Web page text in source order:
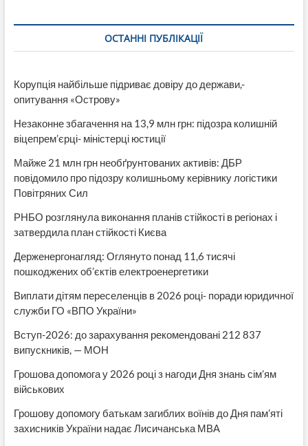
под
угрозу
нормальную
в
2020
Щеглаков
ОСТАННІ ПУБЛІКАЦІЇ
Корупція найбільше підриває довіру до держави,-
опитування «Острову»
Незаконне збагачення на 13,9 млн грн: підозра колишній
віцепрем’єрці- міністерці юстиції
Майже 21 млн грн необґрунтованих активів: ДБР
повідомило про підозру колишньому керівнику логістики
Повітряних Сил
РНБО розглянула виконання планів стійкості в регіонах і
затвердила план стійкості Києва
Держенергонагляд: Оглянуто понад 11,6 тисячі
пошкоджених об’єктів електроенергетики
Виплати дітям переселенців в 2026 році- поради юридичної
служби ГО «ВПО України»
Вступ-2026: до зарахування рекомендовані 212 837
випускників, — МОН
Грошова допомога у 2026 році з нагоди Дня знань сім’ям
військових
Грошову допомогу батькам загиблих воїнів до Дня пам’яті
захисників України надає Лисичанська МВА